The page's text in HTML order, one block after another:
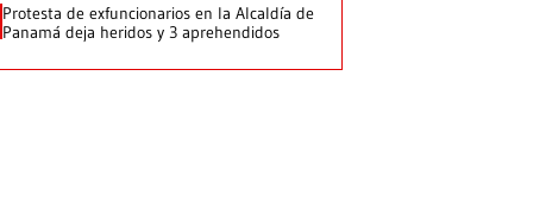
Protesta de exfuncionarios en la Alcaldía de
Panamá deja heridos y 3 aprehendidos